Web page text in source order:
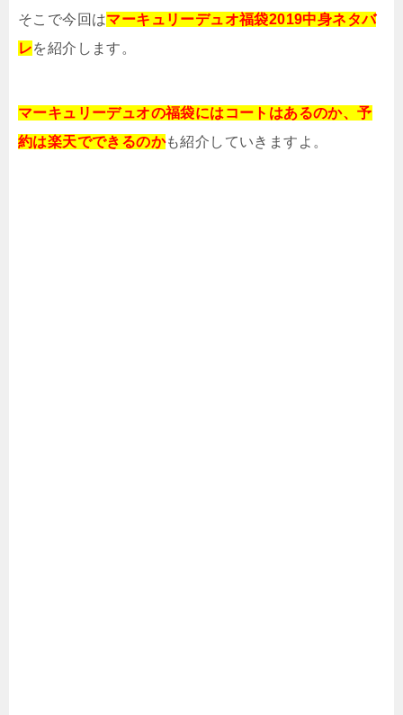
そこで今回はマーキュリーデュオ福袋2019中身ネタバ
レを紹介します。
マーキュリーデュオの福袋にはコートはあるのか、予
約は楽天でできるのかも紹介していきますよ。